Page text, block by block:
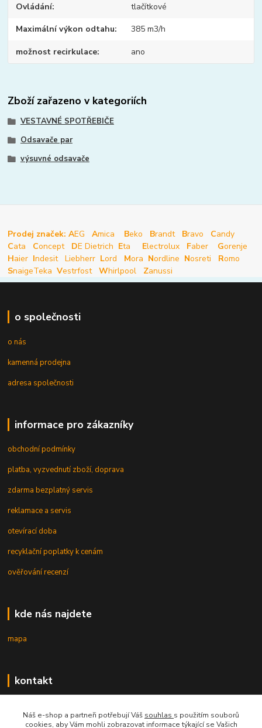
Ovládání tlačítkové
Maximální výkon odtahu 385 m3/h
možnost recirkulace ano
Zboží zařazeno v kategoriích
VESTAVNÉ SPOTŘEBIČE
Odsavače par
výsuvné odsavače
Prodej značek: AEG Amica Beko Brandt Bravo Candy
Cata Concept DE Dietrich Eta Electrolux Faber Gorenje
Haier Indesit Liebherr Lord Mora Nordline Nosreti Romo
SnaigeTeka Vestrfost Whirlpool Zanussi
o společnosti
o nás
kamenná prodejna
adresa společnosti
informace pro zákazníky
obchodní podmínky
platba, vyzvednutí zboží, doprava
zdarma bezplatný servis
reklamace a servis
otevírací doba
recyklační poplatky k cenám
ověřování recenzí
kde nás najdete
mapa
kontakt
Náš e-shop a partneři potřebují Váš souhlas s použitím souborů
cookies, aby Vám mohli zobrazovat informace týkající se Vašich